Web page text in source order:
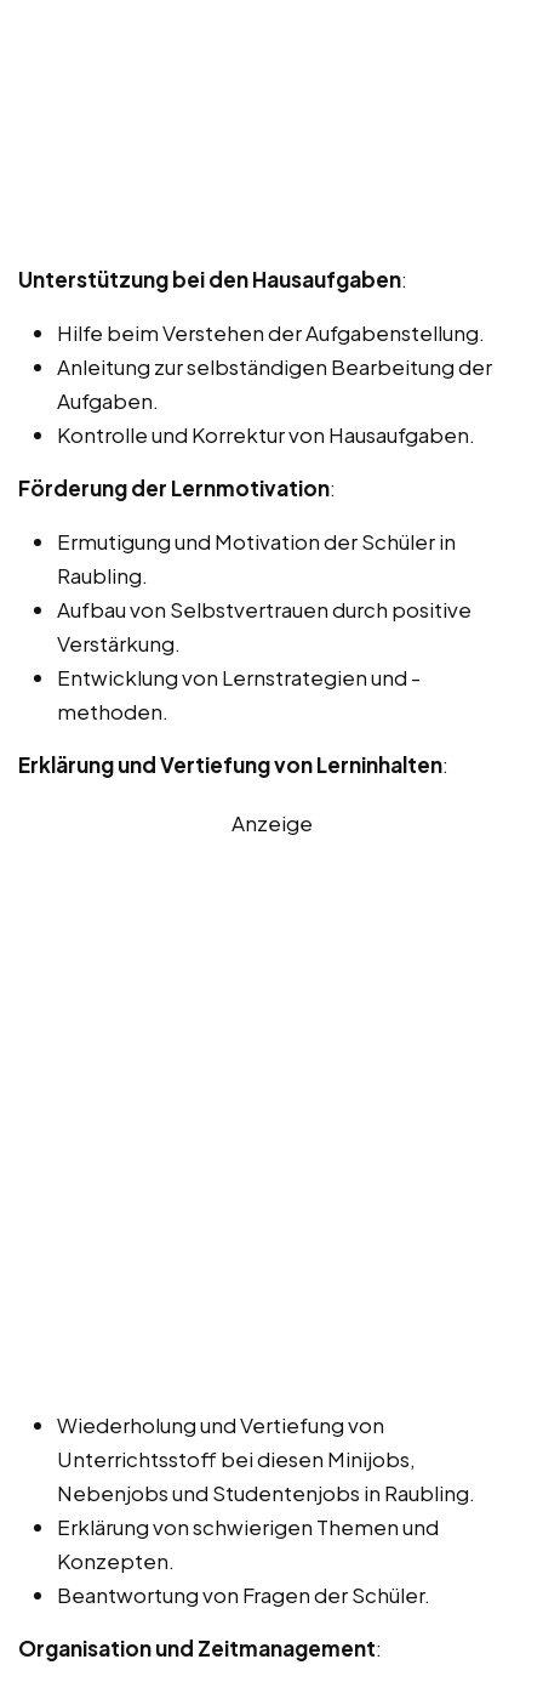
Unterstützung bei den Hausaufgaben:
Hilfe beim Verstehen der Aufgabenstellung.
Anleitung zur selbständigen Bearbeitung der
Aufgaben.
Kontrolle und Korrektur von Hausaufgaben.
Förderung der Lernmotivation:
Ermutigung und Motivation der Schüler in
Raubling.
Aufbau von Selbstvertrauen durch positive
Verstärkung.
Entwicklung von Lernstrategien und -
methoden.
Erklärung und Vertiefung von Lerninhalten:
Anzeige
Wiederholung und Vertiefung von
Unterrichtsstoff bei diesen Minijobs,
Nebenjobs und Studentenjobs in Raubling.
Erklärung von schwierigen Themen und
Konzepten.
Beantwortung von Fragen der Schüler.
Organisation und Zeitmanagement: